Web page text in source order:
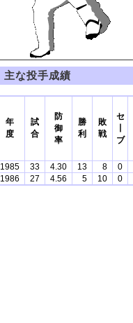
主な投手成績
年
度
試
合
防
御
率
勝
利
敗
戦
セ
ブ
1985 33 4.30 13 8 0
1986
27 4.56 5 10 0